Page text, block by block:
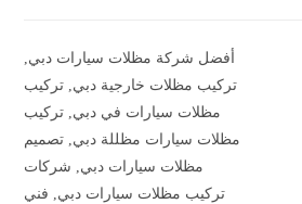
أفضل شركة مظلات سيارات دبي
تركيب مظلات خارجية دبي تركيب
مظلات سيارات في دبي تركيب
مظلات سيارات مظللة دبي تصميم
مظلات سيارات دبي
شركات
تركيب مظلات سيارات دبي
فني